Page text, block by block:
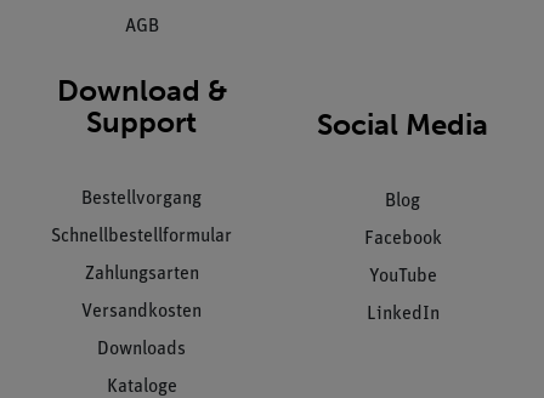
AGB
Download &
Support
Bestellvorgang
Schnellbestellformular
Zahlungsarten
Versandkosten
Downloads
Kataloge
Social Media
Blog
Facebook
YouTube
LinkedIn